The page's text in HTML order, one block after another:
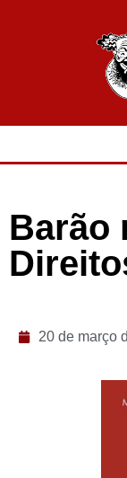
Barão
20 de março